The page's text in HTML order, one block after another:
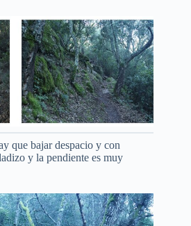
que bajar despacio y con
y la pendiente es muy